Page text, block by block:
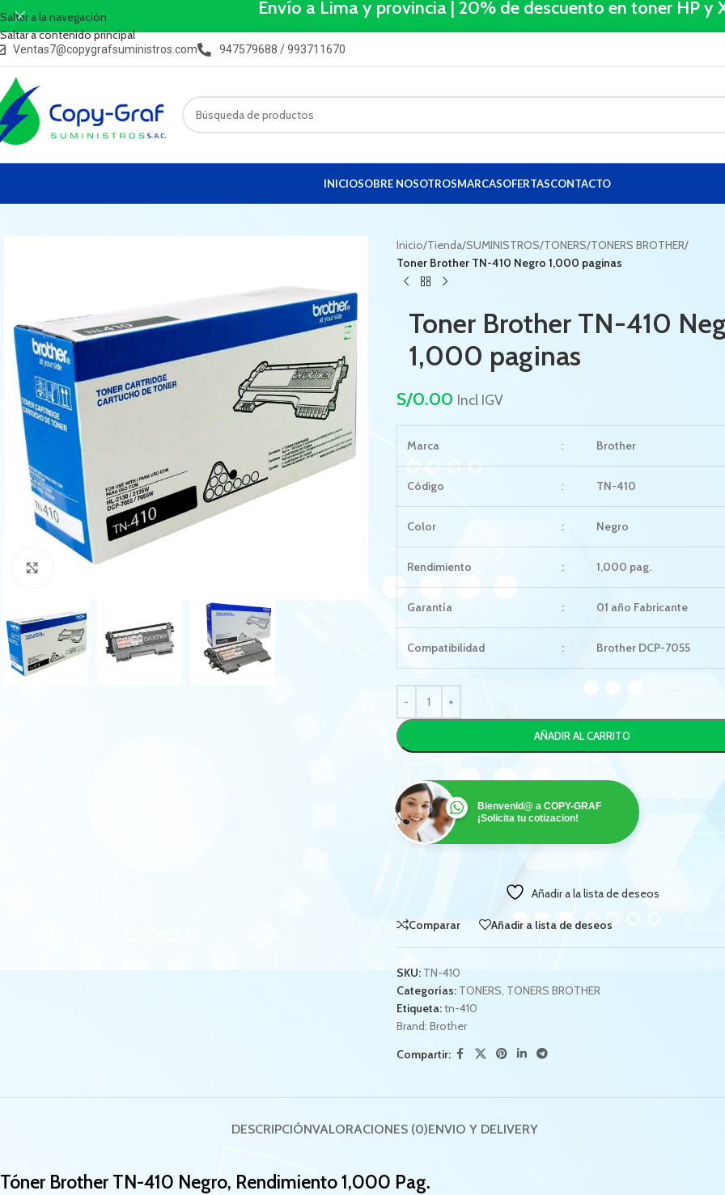
Saltar a la navegación
Saltar a contenido principal
Envío a Lima y provincia | 20% de descuento en toner HP y
Ventas7@copygrafsuministros.com 947579688 / 993711670
INICIOSOBRE NOSOTROSMARCASOFERTASCONTACTO
Haga Click para agrandar
Inicio/Tienda/SUMINISTROS/TONERS/TONERS BROTHER/
Toner Brother TN-410 Negro 1,000 paginas
Toner Brother TN-410
1,000 paginas
S/0.00 Incl IGV
Marca : Brother
Código : TN-410
Color : Negro
Rendimiento : 1,000 pag.
Garantía : 01 año Fabricante
Compatibilidad : Brother DCP-7055
AÑADIR AL CARRITO
Bienvenid@ a COPY-GRAF
¡Solicita tu cotizacion!
Añadir a la lista de deseos
Comparar Añadir a lista de deseos
SKU: TN-410
Categorías: TONERS, TONERS BROTHER
Etiqueta:tn-410
Brand: Brother
Compartir:
DESCRIPCIÓNVALORACIONES (0)ENVIO Y DELIVERY
Tóner Brother TN-410 Negro, Rendimiento 1,000 Pag.